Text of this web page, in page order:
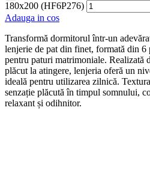
180x200 (HF6P276)
Adauga in cos
Transformă dormitorul într-un
lenjerie de pat din finet, formată din 6
pentru paturi matrimoniale. Realizată
plăcut la atingere, lenjeria oferă un
ideală pentru utilizarea zilnică.
senzație plăcută în timpul somnului,
relaxant și odihnitor.